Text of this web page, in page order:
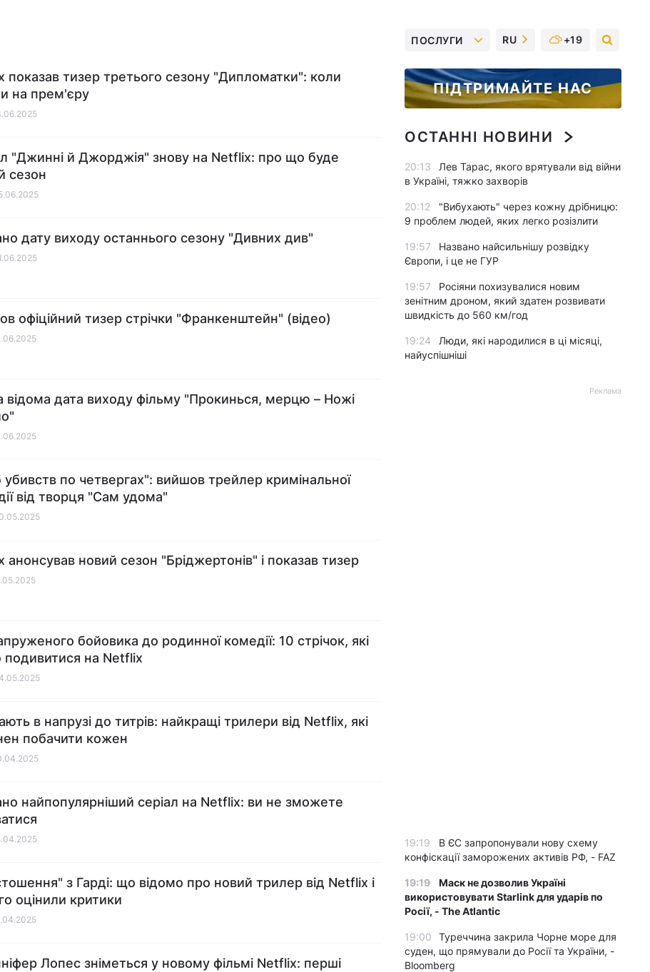
показав тизер третього сезону "Дипломатки": коли
на прем'єру
"Джинні й Джорджія" знову на Netflix: про що буде
сезон
дату виходу останнього сезону "Дивних див"
офіційний тизер стрічки "Франкенштейн" (відео)
відома дата виходу фільму "Прокинься, мерцю – Ножі
убивств по четвергах": вийшов трейлер кримінальної
від творця "Сам удома"
анонсував новий сезон "Бріджертонів" і показав тизер
бойовика до родинної комедії: 10 стрічок, які
подивитися на Netflix
в напрузі до титрів: найкращі трилери від Netflix, які
побачити кожен
найпопулярніший серіал на Netflix: ви не зможете
з Гарді: що відомо про новий трилер від Netflix і
оцінили критики
Лопес зніметься у новому фільмі Netflix: перші
ПОСЛУГИ RU +19
ПІДТРИМАЙТЕ НАС
ОСТАННІ НОВИНИ
20:13
Лев Тарас, якого врятували від війни
в Україні, тяжко захворів
20:12
"Вибухають" через кожну дрібницю:
9 проблем людей, яких легко розізлити
19:57
Названо найсильнішу розвідку
Європи, і це не ГУР
19:57
Росіяни похизувалися новим
зенітним дроном, який здатен розвивати
швидкість до 560 км/год
19:24
Люди, які народилися в ці місяці,
найуспішніші
Реклама
19:19
В ЄС запропонували нову схему
конфіскації заморожених активів РФ, - FAZ
19:19
Маск не дозволив Україні
використовувати Starlink для ударів по
Росії, - The Atlantic
19:00
Туреччина закрила Чорне море для
суден, що прямували до Росії та України, -
Bloomberg